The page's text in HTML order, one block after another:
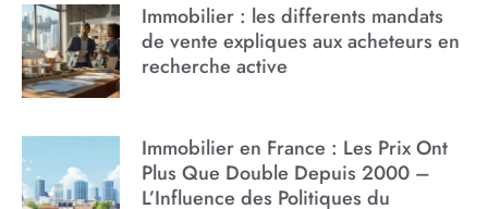
Immobilier : les differents mandats
de vente expliques aux acheteurs en
recherche active
Immobilier en France : Les Prix Ont
Plus Que Double Depuis 2000 –
L’Influence des Politiques du